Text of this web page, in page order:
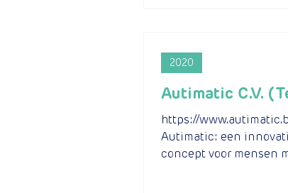
Autimatic C.V.
https://
Autimatic: een
concept voor mensen
2020